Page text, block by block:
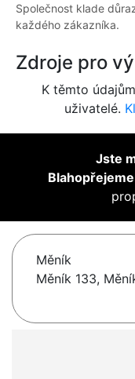
Společnost klade
každého zákazníka.
Zdroje pro
K těmto
uživatelé.
Jste
Měník
Měník 133,